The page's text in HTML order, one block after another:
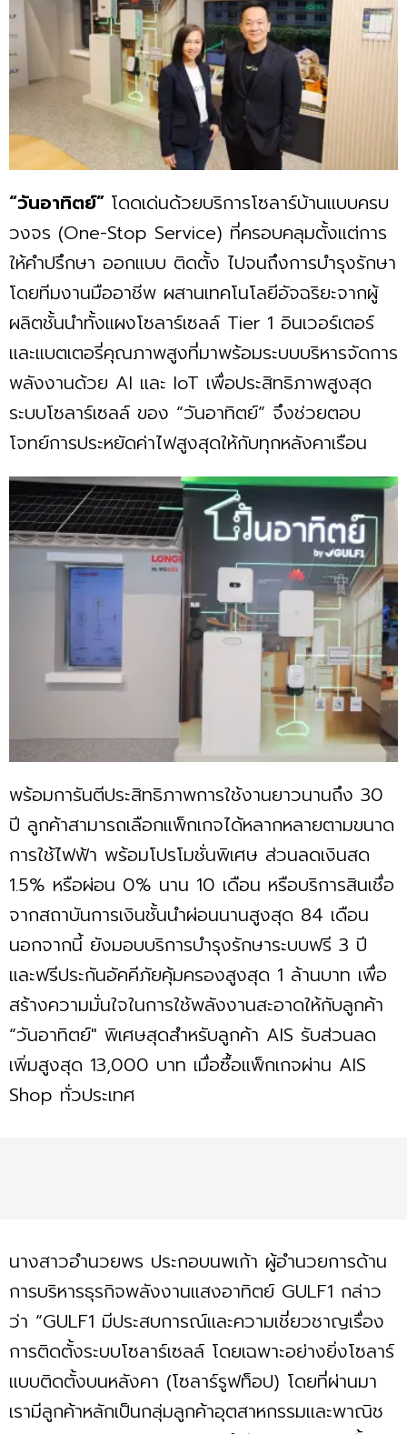
“วันอาทิตย์” โดดเด่นด้วยบริการโซลาร์บ้านแบบครบ
วงจร (One-Stop Service) ที่ครอบคลุมตั้งแต่การ
ให้คำปรึกษา ออกแบบ ติดตั้ง ไปจนถึงการบำรุงรักษา
โดยทีมงานมืออาชีพ ผสานเทคโนโลยีอัจฉริยะจากผู้
ผลิตชั้นนำทั้งแผงโซลาร์เซลล์ Tier 1 อินเวอร์เตอร์
และแบตเตอรี่คุณภาพสูงที่มาพร้อมระบบบริหารจัดการ
พลังงานด้วย AI และ IoT เพื่อประสิทธิภาพสูงสุด
ระบบโซลาร์เซลล์ ของ “วันอาทิตย์” จึงช่วยตอบ
โจทย์การประหยัดค่าไฟสูงสุดให้กับทุกหลังคาเรือน
พร้อมการันตีประสิทธิภาพการใช้งานยาวนานถึง 30
ปี ลูกค้าสามารถเลือกแพ็กเกจได้หลากหลายตามขนาด
การใช้ไฟฟ้า พร้อมโปรโมชั่นพิเศษ ส่วนลดเงินสด
1.5% หรือผ่อน 0% นาน 10 เดือน หรือบริการสินเชื่อ
จากสถาบันการเงินชั้นนำผ่อนนานสูงสุด 84 เดือน
นอกจากนี้ ยังมอบบริการบำรุงรักษาระบบฟรี 3 ปี
และฟรีประกันอัคคีภัยคุ้มครองสูงสุด 1 ล้านบาท เพื่อ
สร้างความมั่นใจในการใช้พลังงานสะอาดให้กับลูกค้า
“วันอาทิตย์" พิเศษสุดสำหรับลูกค้า AIS รับส่วนลด
เพิ่มสูงสุด 13,000 บาท เมื่อซื้อแพ็กเกจผ่าน AIS
Shop ทั่วประเทศ
นางสาวอำนวยพร ประกอบนพเก้า ผู้อำนวยการด้าน
การบริหารธุรกิจพลังงานแสงอาทิตย์ GULF1 กล่าว
ว่า “GULF1 มีประสบการณ์และความเชี่ยวชาญเรื่อง
การติดตั้งระบบโซลาร์เซลล์ โดยเฉพาะอย่างยิ่งโซลาร์
แบบติดตั้งบนหลังคา (โซลาร์รูฟท็อป) โดยที่ผ่านมา
เรามีลูกค้าหลักเป็นกลุ่มลูกค้าอุตสาหกรรมและพาณิช